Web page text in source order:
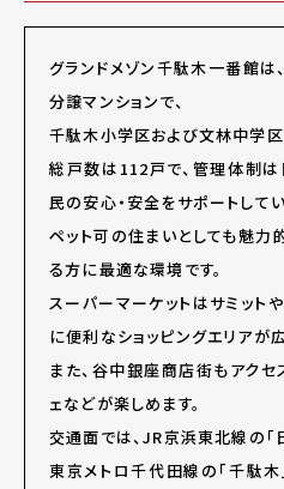
グランドメゾン千駄木一番館
分譲マンションで、
千駄木小学区および文林中学区
総戸数は112戸で、管理体制は
民の安心・安全をサポートしてい
ペット可の住まいとしても魅力
る方に最適な環境です。
スーパーマーケットはサミット
に便利なショッピングエリアが広
また、谷中銀座商店街もアク
ェなどが楽しめます。
交通面では、JR京浜東北線の「
東京メトロ千代田線の「千駄